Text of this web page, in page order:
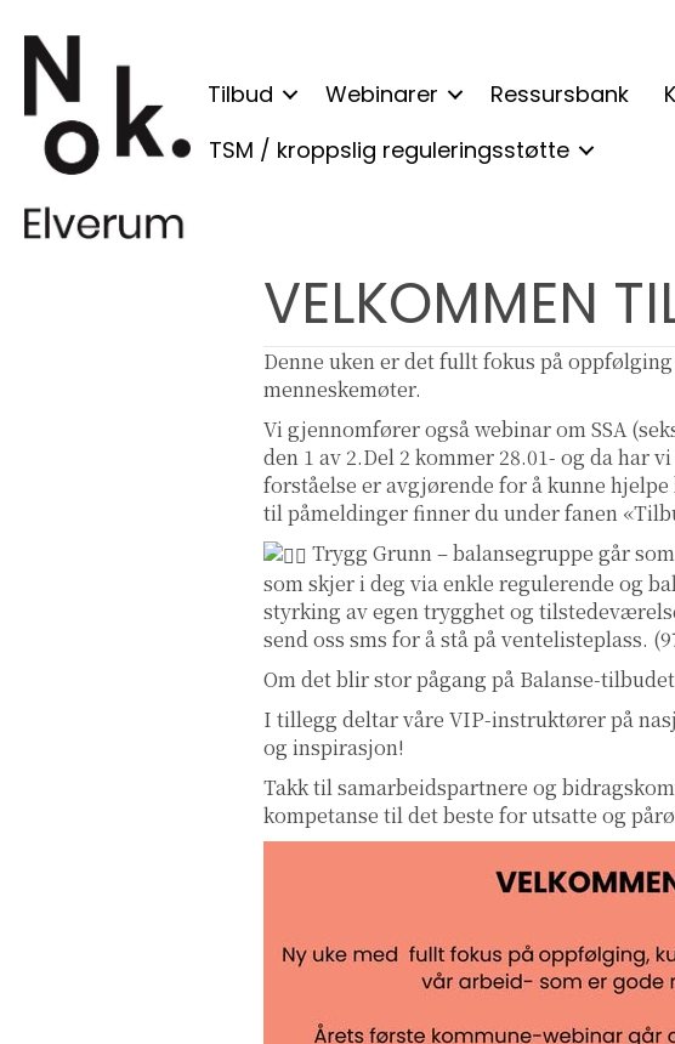
Tilbud Webinarer Ressursbank
TSM / kroppslig reguleringsstøtte
VELKOMMEN
Denne uken er det fullt fokus på
menneskemøter.
Vi gjennomfører også webinar om SSA
den 1 av 2.Del 2 kommer 28.01- og da har
forståelse er avgjørende for å kunne
til påmeldinger finner du under fanen
Trygg Grunn – balansegruppe går
som skjer i deg via enkle regulerende og
styrking av egen trygghet og
send oss sms for å stå på ventelisteplass.
Om det blir stor pågang på Balanse-
I tillegg deltar våre VIP-instruktører på
og inspirasjon!
Takk til samarbeidspartnere og
kompetanse til det beste for utsatte og